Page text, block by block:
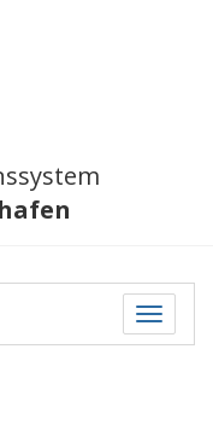
Toggle